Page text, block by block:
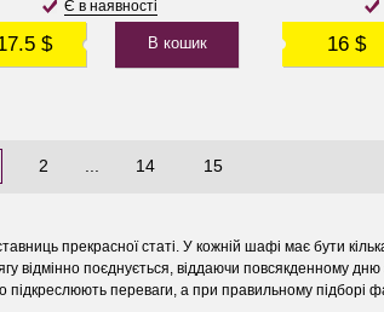
Є в наявності
$ В кошик 16 $
2 14 15
прекрасної статі. У кожній шафі має бути
відмінно поєднується, віддаючи повсякденному дню
підкреслюють переваги, а при правильному підборі